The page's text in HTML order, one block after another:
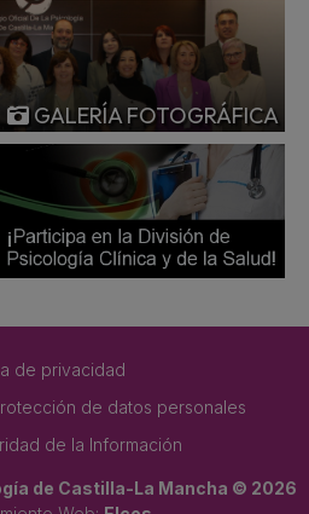
GALERÍA FOTOGRÁFICA
de privacidad
de datos personales
de la Información
de Castilla-La Mancha © 2026